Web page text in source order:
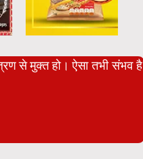
से मुक्त हो। ऐसा तभी संभव है